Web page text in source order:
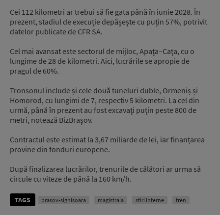
Cei 112 kilometri ar trebui să fie gata până în iunie 2028. În
prezent, stadiul de execuție depășește cu puțin 57%, potrivit
datelor publicate de CFR SA.
Cel mai avansat este sectorul de mijloc, Apața–Cața, cu o
lungime de 28 de kilometri. Aici, lucrările se apropie de
pragul de 60%.
Tronsonul include și cele două tuneluri duble, Ormeniș și
Homorod, cu lungimi de 7, respectiv 5 kilometri. La cel din
urmă, până în prezent au fost excavați puțin peste 800 de
metri, notează BizBrașov.
Contractul este estimat la 3,67 miliarde de lei, iar finanțarea
provine din fonduri europene.
După finalizarea lucrărilor, trenurile de călători ar urma să
circule cu viteze de până la 160 km/h.
TAGS brasov-sighisoara magistrala stiri interne tren